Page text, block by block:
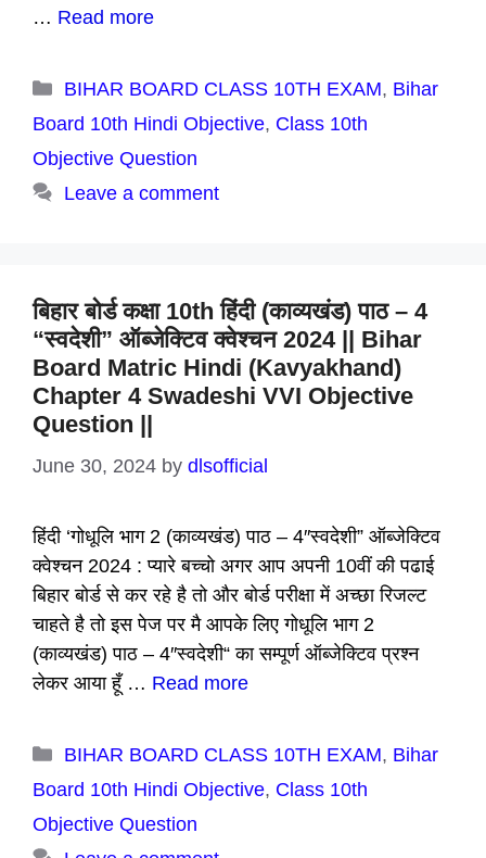
… Read more
Categories
BIHAR BOARD CLASS 10TH EXAM, Bihar
Board 10th Hindi Objective, Class 10th
Objective Question
Leave a comment
बिहार बोर्ड कक्षा 10th हिंदी (काव्यखंड) पाठ – 4
“स्वदेशी” ऑब्जेक्टिव क्वेश्चन 2024 || Bihar
Board Matric Hindi (Kavyakhand)
Chapter 4 Swadeshi VVI Objective
Question ||
June 30, 2024 by dlsofficial
हिंदी ‘गोधूलि भाग 2 (काव्यखंड) पाठ – 4″स्वदेशी” ऑब्जेक्टिव
क्वेश्चन 2024 : प्यारे बच्चो अगर आप अपनी 10वीं की पढाई
बिहार बोर्ड से कर रहे है तो और बोर्ड परीक्षा में अच्छा रिजल्ट
चाहते है तो इस पेज पर मै आपके लिए गोधूलि भाग 2
(काव्यखंड) पाठ – 4″स्वदेशी“ का सम्पूर्ण ऑब्जेक्टिव प्रश्न
लेकर आया हूँ … Read more
Categories
BIHAR BOARD CLASS 10TH EXAM, Bihar
Board 10th Hindi Objective, Class 10th
Objective Question